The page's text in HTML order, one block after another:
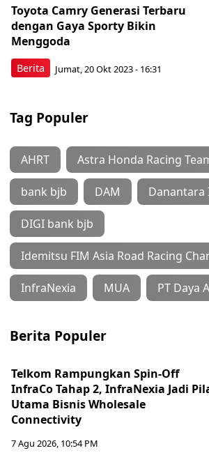
Berita
Toyota Camry Generasi Terbaru
dengan Gaya Sporty Bikin
Menggoda
Jumat, 20 Okt 2023 - 16:31
Tag Populer
AHRT Astra Honda Racing
bank bjb DAM Danantara
DIGI bank bjb
Idemitsu FIM Asia Road Racing
InfraNexia MUA PT Daya
Berita Populer
Telkom Rampungkan Spin-Off
InfraCo Tahap 2, InfraNexia Jadi
Utama Bisnis Wholesale
Connectivity
7 Agu 2026, 10:54 PM